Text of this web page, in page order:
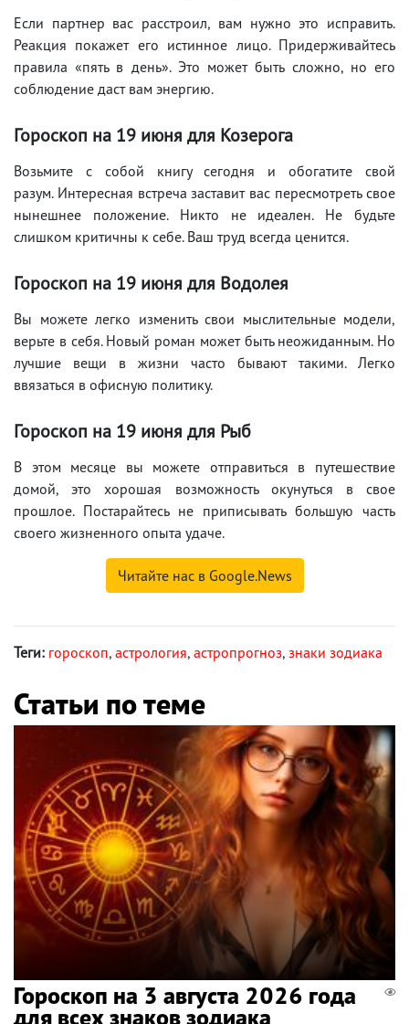
Если партнер вас расстроил, вам нужно это исправить.
Реакция покажет его истинное лицо. Придерживайтесь
правила «пять в день». Это может быть сложно, но его
соблюдение даст вам энергию.
Гороскоп на 19 июня для Козерога
Возьмите с собой книгу сегодня и обогатите свой
разум. Интересная встреча заставит вас пересмотреть свое
нынешнее положение. Никто не идеален. Не будьте
слишком критичны к себе. Ваш труд всегда ценится.
Гороскоп на 19 июня для Водолея
Вы можете легко изменить свои мыслительные модели,
верьте в себя. Новый роман может быть неожиданным. Но
лучшие вещи в жизни часто бывают такими. Легко
ввязаться в офисную политику.
Гороскоп на 19 июня для Рыб
В этом месяце вы можете отправиться в путешествие
домой, это хорошая возможность окунуться в свое
прошлое. Постарайтесь не приписывать большую часть
своего жизненного опыта удаче.
Читайте нас в Google.News
Теги: гороскоп, астрология, астропрогноз, знаки зодиака
Статьи по теме
Гороскоп на 3 августа 2026 года
для всех знаков зодиака